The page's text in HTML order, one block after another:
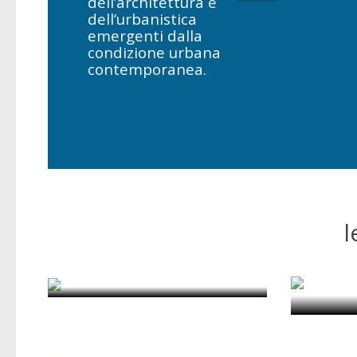
dell’urbanistica
emergenti dalla
condizione urbana
contemporanea.
Casa